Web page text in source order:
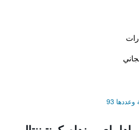
93